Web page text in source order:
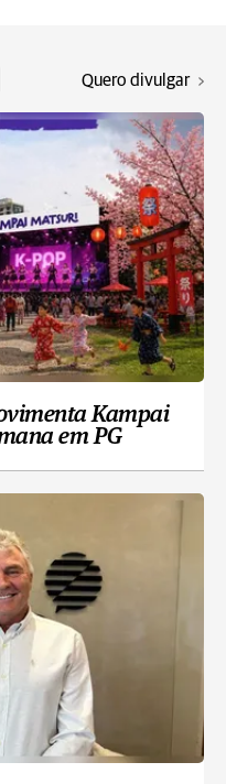
Quero divulgar
Kampai
em PG